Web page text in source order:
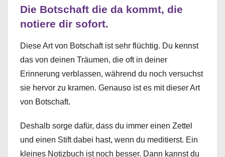
Die Botschaft die da kommt, die
notiere dir sofort.
Diese Art von Botschaft ist sehr flüchtig. Du kennst
das von deinen Träumen, die oft in deiner
Erinnerung verblassen, während du noch versuchst
sie hervor zu kramen. Genauso ist es mit dieser Art
von Botschaft.
Deshalb sorge dafür, dass du immer einen Zettel
und einen Stift dabei hast, wenn du meditierst. Ein
kleines Notizbuch ist noch besser. Dann kannst du